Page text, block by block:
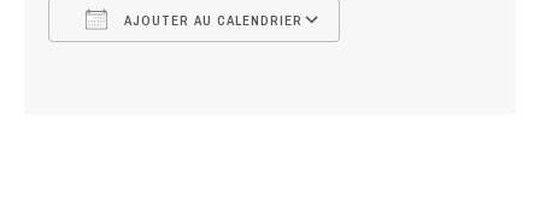
AJOUTER AU CALENDRIER